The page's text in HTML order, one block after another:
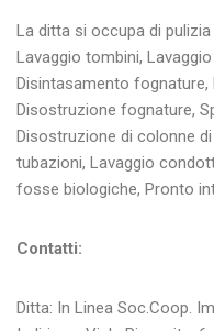
La ditta si occupa di
Lavaggio tombini,
Disintasamento
Disostruzione fognature,
Disostruzione di colonne
tubazioni, Lavaggio
fosse biologiche, Pronto
Contatti:
Ditta: In Linea Soc.Coop.